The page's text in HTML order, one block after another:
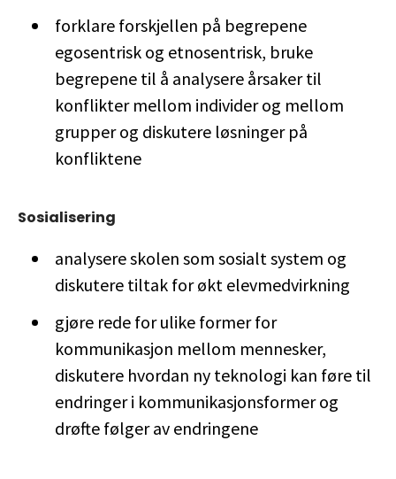
forklare forskjellen på begrepene
egosentrisk og etnosentrisk, bruke
begrepene til å analysere årsaker til
konflikter mellom individer og mellom
grupper og diskutere løsninger på
konfliktene
Sosialisering
analysere skolen som sosialt system og
diskutere tiltak for økt elevmedvirkning
gjøre rede for ulike former for
kommunikasjon mellom mennesker,
diskutere hvordan ny teknologi kan føre til
endringer i kommunikasjonsformer og
drøfte følger av endringene